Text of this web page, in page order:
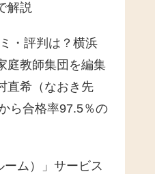
解説
・評判は？横浜
庭教師集団を編集
直希（なおき先
ら合格率97.5％の
ーム）」サービス